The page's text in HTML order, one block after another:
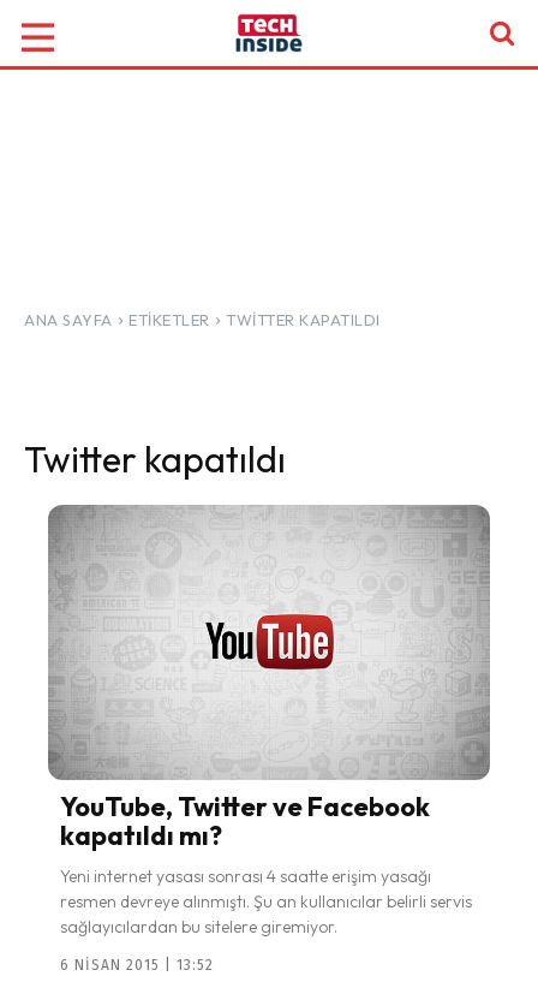
ANA SAYFA ETIKETLER TWITTER KAPATILDI
Twitter kapatıldı
YouTube, Twitter ve Facebook
kapatıldı mı?
Yeni internet yasası sonrası 4 saatte erişim yasağı
resmen devreye alınmıştı. Şu an kullanıcılar belirli servis
sağlayıcılardan bu sitelere giremiyor.
6 NISAN 2015 | 13:52